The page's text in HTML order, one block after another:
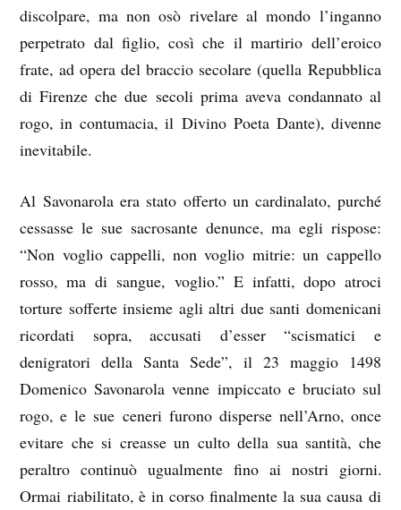
discolpare, ma non osò rivelare al mondo l’inganno
perpetrato dal figlio, così che il martirio dell’eroico
frate, ad opera del braccio secolare (quella Repubblica
di Firenze che due secoli prima aveva condannato al
rogo, in contumacia, il Divino Poeta Dante), divenne
inevitabile.
Al Savonarola era stato offerto un cardinalato, purché
cessasse le sue sacrosante denunce, ma egli rispose:
“Non voglio cappelli, non voglio mitrie: un cappello
rosso, ma di sangue, voglio.” E infatti, dopo atroci
torture sofferte insieme agli altri due santi domenicani
ricordati sopra, accusati d’esser “scismatici e
denigratori della Santa Sede”, il 23 maggio 1498
Domenico Savonarola venne impiccato e bruciato sul
rogo, e le sue ceneri furono disperse nell’Arno, once
evitare che si creasse un culto della sua santità, che
peraltro continuò ugualmente fino ai nostri giorni.
Ormai riabilitato, è in corso finalmente la sua causa di